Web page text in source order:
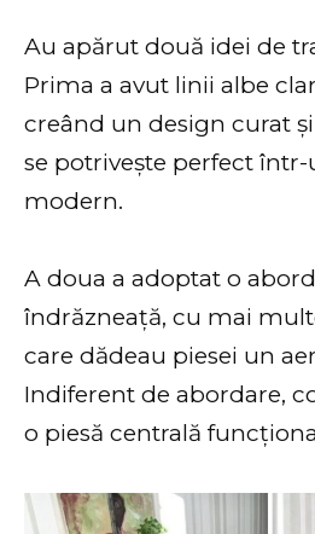
Au apărut două idei de
Prima a avut linii albe
creând un design curat
se potrivește perfect
modern.
A doua a adoptat o
îndrăzneață, cu mai
care dădeau piesei un
Indiferent de abordare,
o piesă centrală